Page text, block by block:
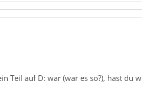
Teil auf D: war (war es so?), hast du